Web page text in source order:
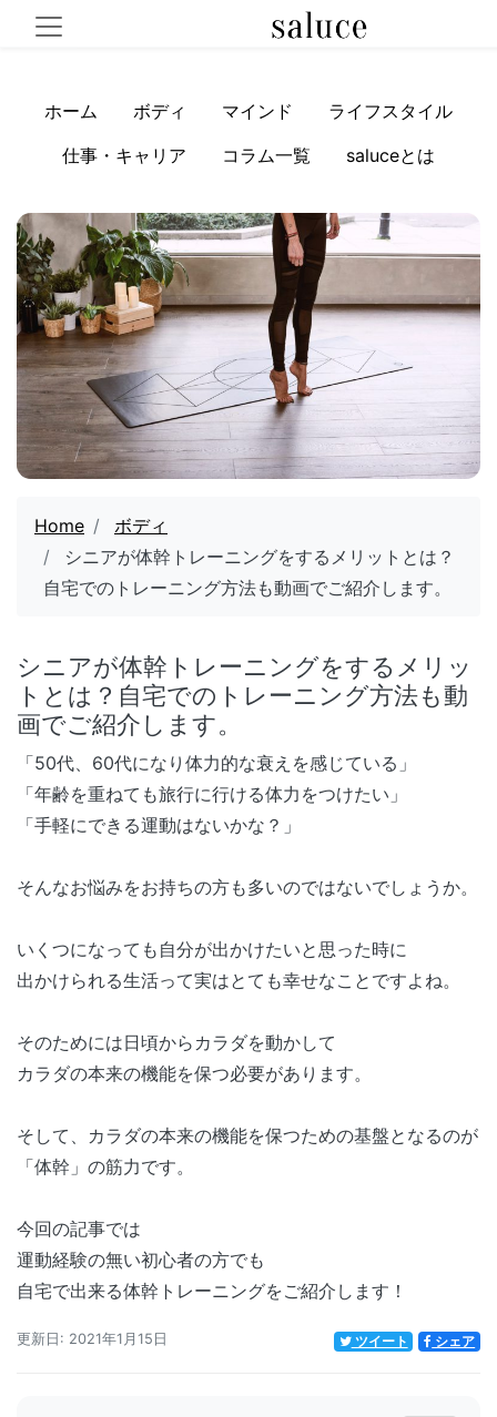
ホーム ボディ マインド
ライフスタイル
仕事・キャリア
コラム一覧 saluceとは
Home
ボディ
シニアが体幹トレーニングをするメリットとは？
自宅でのトレーニング方法も動画でご紹介します。
シニアが体幹トレーニングをするメリッ
トとは？自宅でのトレーニング方法も動
画でご紹介します。
「50代、60代になり体力的な衰えを感じている」
「年齢を重ねても旅行に行ける体力をつけたい」
「手軽にできる運動はないかな？」
そんなお悩みをお持ちの方も多いのではないでしょうか。
いくつになっても自分が出かけたいと思った時に
出かけられる生活って実はとても幸せなことですよね。
そのためには日頃からカラダを動かして
カラダの本来の機能を保つ必要があります。
そして、カラダの本来の機能を保つための基盤となるのが
「体幹」の筋力です。
今回の記事では
運動経験の無い初心者の方でも
自宅で出来る体幹トレーニングをご紹介します！
更新日: 2021年1月15日 ツイート シェア